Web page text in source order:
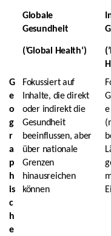
Globale
Gesundheit
(’Global Health‘)
G
e
o
g
r
a
p
h
is
c
h
e
Fokussiert auf
Inhalte, die direkt
oder indirekt die
Gesundheit
beeinflussen, aber
über nationale
Grenzen
hinausreichen
können